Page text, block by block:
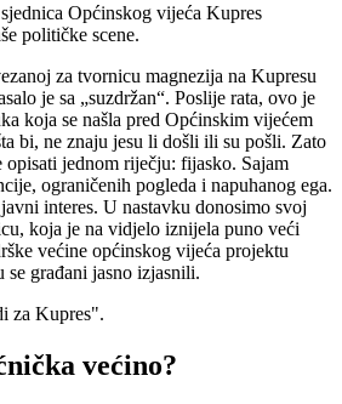
Općinskog vijeća Kupres
političke scene.
za tvornicu magnezija na Kupresu
je sa „suzdržan“. Poslije rata, ovo je
koja se našla pred Općinskim vijećem
bi, ne znaju jesu li došli ili su pošli. Zato
opisati jednom riječju: fijasko. Sajam
ograničenih pogleda i napuhanog ega.
interes. U nastavku donosimo svoj
koja je na vidjelo iznijela puno veći
većine općinskog vijeća projektu
građani jasno izjasnili.
za Kupres".
većino?